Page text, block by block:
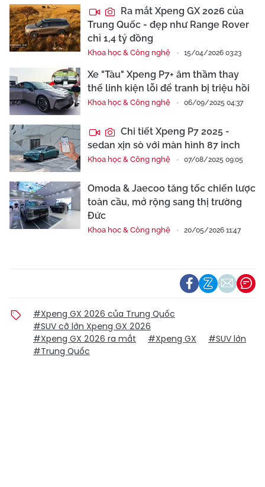
Ra mắt Xpeng GX 2026 của
Trung Quốc - đẹp như Range Rover
chỉ 1,4 tỷ đồng
Khoa học & Công nghệ 15/04/2026 03:23
Xe "Tàu" Xpeng P7+ âm thầm thay
thế linh kiện lỗi để tranh bị triệu hồi
Khoa học & Công nghệ 06/09/2025 04:37
Chi tiết Xpeng P7 2025 -
sedan xịn sò với màn hình 87 inch
Khoa học & Công nghệ 07/08/2025 09:05
Omoda & Jaecoo tăng tốc chiến lược
toàn cầu, mở rộng sang thị trường
Đức
Khoa học & Công nghệ 20/05/2026 11:47
#Xpeng GX 2026 của Trung Quốc
#SUV cỡ lớn Xpeng GX 2026
#Xpeng GX 2026 ra mắt
#Xpeng GX
#SUV lớn
#Trung Quốc